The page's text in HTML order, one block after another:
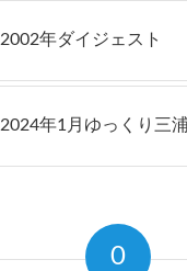
2002年ダイジェスト
2024年1月ゆっくり三
0